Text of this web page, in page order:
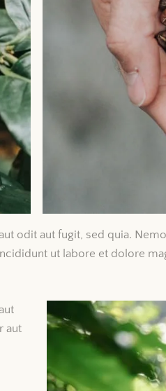
odit aut fugit, sed quia.
ut labore et dolore
aut